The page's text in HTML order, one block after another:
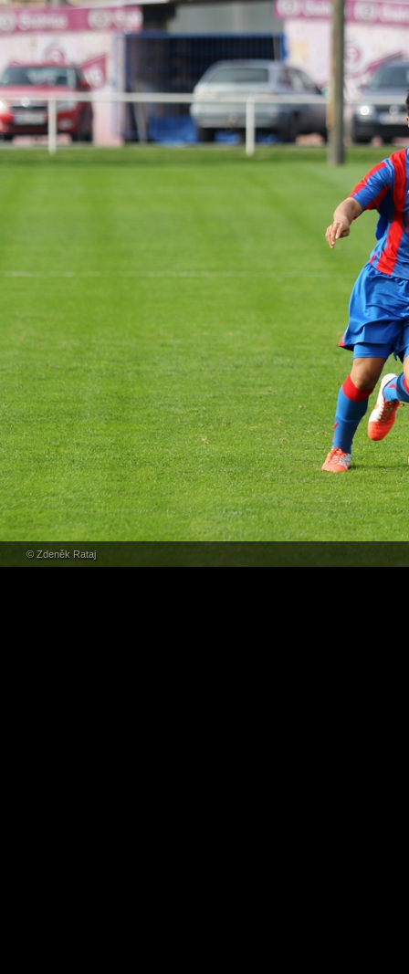
© Zdeněk Rataj